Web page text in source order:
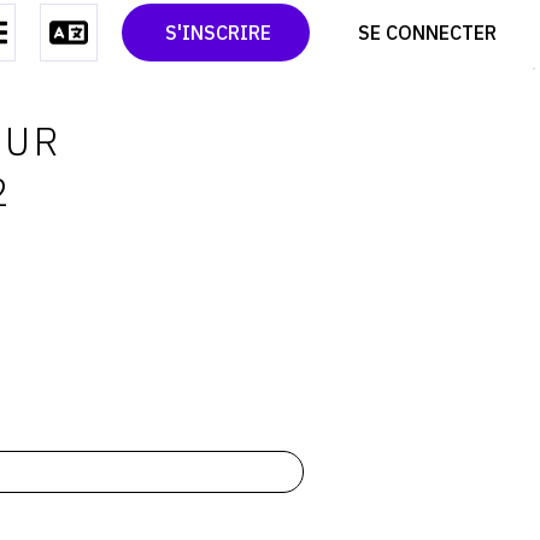
S'INSCRIRE SE CONNECTER
CONTACT
CGU
TWITTER
PINTEREST